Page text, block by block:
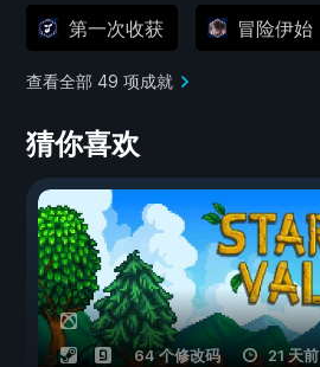
第一次收获 冒险伊始
查看全部 49 项成就
猜你喜欢
64 个修改码 21 天前